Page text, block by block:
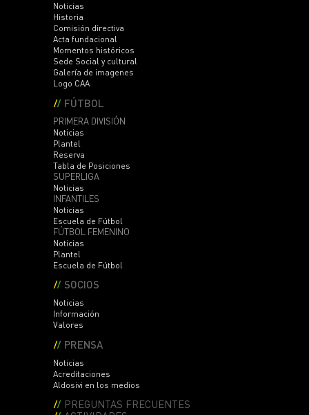
Noticias
Historia
Comisión directiva
Acta fundacional
Momentos históricos
Sede Social y cultural
Galería de imagenes
Logo CAA
FÚTBOL
PRIMERA DIVISIÓN
Noticias
Plantel
Reserva
Tabla de Posiciones
SUPERLIGA
Noticias
INFANTILES
Noticias
Escuela de Fútbol
FÚTBOL FEMENINO
Noticias
Plantel
Escuela de Fútbol
SOCIOS
Noticias
Información
Valores
PRENSA
Noticias
Acreditaciones
Aldosivi en los medios
PREGUNTAS FRECUENTES